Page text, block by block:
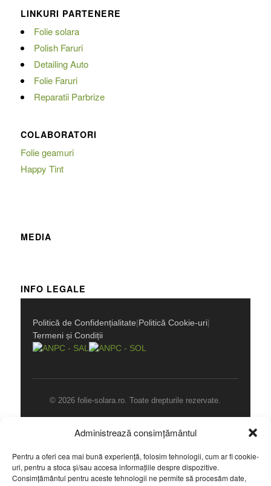
Administrează consimțământul
Pentru a oferi cea mai bună experiență, folosim tehnologii, cum ar fi cookie-
uri, pentru a stoca și/sau accesa informațiile despre dispozitive.
Consimțământul pentru aceste tehnologii ne permite să procesăm date,
LINKURI PARTENERE
Folie solara
Polish Faruri
Detailing Auto
Folie Faruri
Reparatii Parbrize
COLABORATORI
Folie geamuri
Happy Tint
MEDIA
INFO LEGALE
Politică de Confidențialitate|Politică Cookie-uri|
Termeni și Condiții
© 2026 folie-solara.ro. Toate drepturile rezervate.
CALL NOW